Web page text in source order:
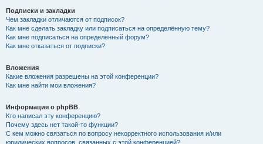
Подписки и закладки
Чем закладки отличаются от подписок?
Как мне сделать закладку или подписаться на определённую тему?
Как мне подписаться на определённый форум?
Как мне отказаться от подписки?
Вложения
Какие вложения разрешены на этой конференции?
Как мне найти мои вложения?
Информация о phpBB
Кто написал эту конференцию?
Почему здесь нет такой-то функции?
С кем можно связаться по вопросу некорректного использования и/или
юридических вопросов, связанных с этой конференцией?